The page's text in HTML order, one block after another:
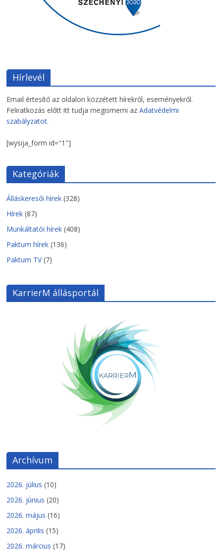
Hírlevél
Email értesítő az oldalon közzétett hírekről, eseményekről.
Feliratkozás előtt itt tudja megismerni azAdatvédelmi
szabályzatot.
[wysija_form id="1"]
Kategóriák
Álláskeresői hírek (328)
Hírek (87)
Munkáltatói hírek (408)
Paktum hírek (136)
Paktum TV(7)
KarrierM állásportál
Archívum
2026. július (10)
2026. június (20)
2026. május (16)
2026. április (15)
2026. március (17)